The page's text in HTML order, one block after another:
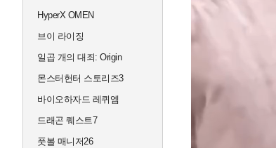
HyperX OMEN
브이 라이징
일곱 개의 대죄: Origin
몬스터헌터 스토리즈3
바이오하자드 레퀴엠
드래곤 퀘스트7
풋볼 매니저26